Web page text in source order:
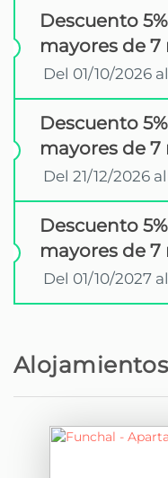
Playa de arena -
Brava
Playa de arena - Praia
Playa de roca - Praia
Parque natural -
Serra
Playa de roca - Praia
Descuento
mayores de 7
Del 01/10/2026
Descuento
mayores de 7
Del 21/12/2026
Descuento
mayores de 7
Del 01/10/2027